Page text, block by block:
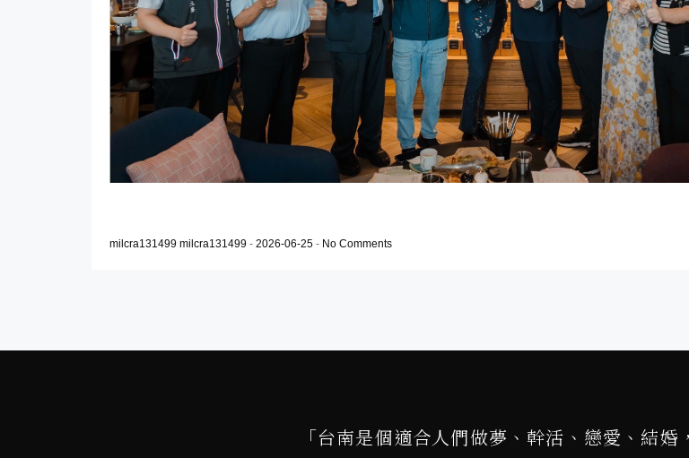
milcra131499 milcra131499 - 2026-06-25 - No Comments
「台南是個適合人們做夢、幹活、戀愛、結婚